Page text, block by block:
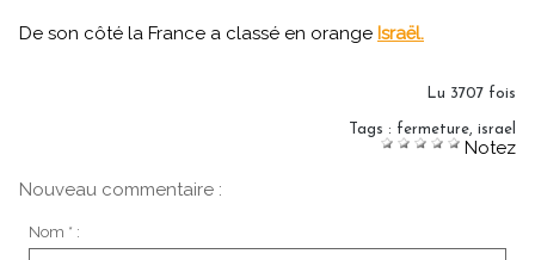
De son côté la France a classé en orange Israël.
Lu 3707 fois
Tags : fermeture, israel
Notez
Nouveau commentaire :
Nom * :